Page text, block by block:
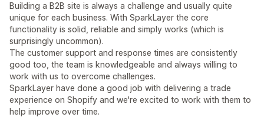
Building a B2B site is always a challenge and usually quite
unique for each business. With SparkLayer the core
functionality is solid, reliable and simply works (which is
surprisingly uncommon).
The customer support and response times are consistently
good too, the team is knowledgeable and always willing to
work with us to overcome challenges.
SparkLayer have done a good job with delivering a trade
experience on Shopify and we're excited to work with them to
help improve over time.